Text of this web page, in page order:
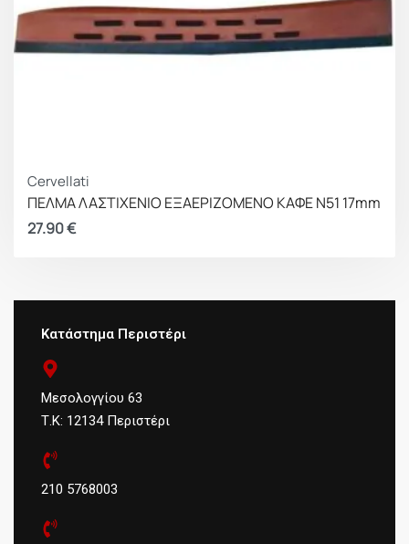
Cervellati
ΠΕΛΜΑ ΛΑΣΤΙΧΕΝΙΟ ΕΞΑΕΡΙΖΟΜΕΝΟ ΚΑΦΕ Ν51 17mm
27.90€
Κατάστημα Περιστέρι
Μεσολογγίου 63
Τ.Κ: 12134 Περιστέρι
210 5768003